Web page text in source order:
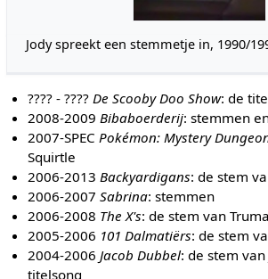
Jody spreekt een stemmetje in, 1990/
???? - ???? De Scooby Doo Show: de
2008-2009 Bibaboerderij: stemmen
2007-SPEC Pokémon: Mystery
Squirtle
2006-2013 Backyardigans: de stem
2006-2007Sabrina: stemmen
2006-2008 The X's: de stem van
2005-2006 101 Dalmatiërs: de stem
2004-2006 Jacob Dubbel: de stem
titelsong